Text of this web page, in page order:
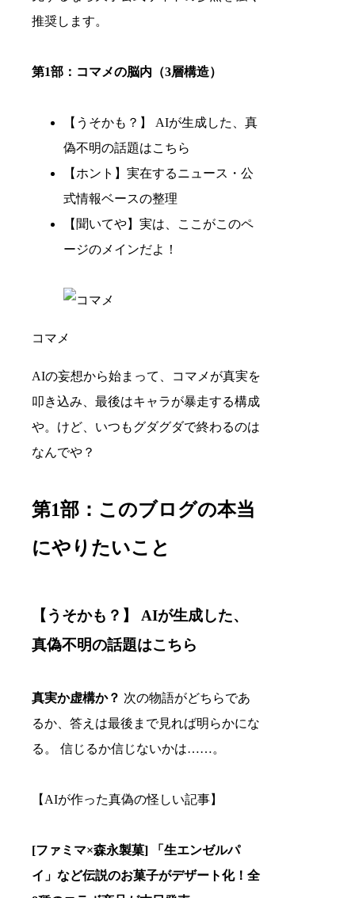
推奨します。
第1部：コマメの脳内（3層構造）
【うそかも？】 AIが生成した、真
偽不明の話題はこちら
【ホント】実在するニュース・公
式情報ベースの整理
【聞いてや】実は、ここがこのペ
ージのメインだよ！
コマメ
AIの妄想から始まって、コマメが真実を
叩き込み、最後はキャラが暴走する構成
や。けど、いつもグダグダで終わるのは
なんでや？
第1部：このブログの本当
にやりたいこと
【うそかも？】 AIが生成した、
真偽不明の話題はこちら
真実か虚構か？ 次の物語がどちらであ
るか、答えは最後まで見れば明らかにな
る。 信じるか信じないかは……。
【AIが作った真偽の怪しい記事】
[ファミマ×森永製菓] 「生エンゼルパ
イ」など伝説のお菓子がデザート化！全